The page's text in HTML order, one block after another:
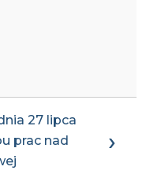
27 lipca
prac nad